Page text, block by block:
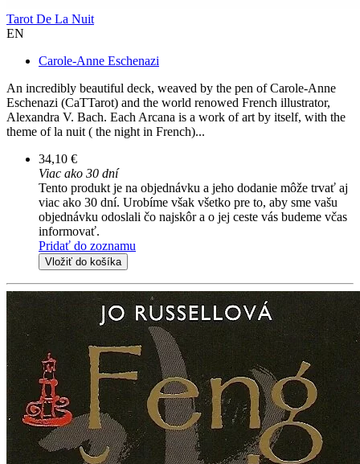
Tarot De La Nuit
EN
Carole-Anne Eschenazi
An incredibly beautiful deck, weaved by the pen of Carole-Anne
Eschenazi (CaTTarot) and the world renowed French illustrator,
Alexandra V. Bach. Each Arcana is a work of art by itself, with the
theme of la nuit ( the night in French)...
34,10 €
Viac ako 30 dní
Tento produkt je na objednávku a jeho dodanie môže trvať aj
viac ako 30 dní. Urobíme však všetko pre to, aby sme vašu
objednávku odoslali čo najskôr a o jej ceste vás budeme včas
informovať.
Pridať do zoznamu
Vložiť do košíka